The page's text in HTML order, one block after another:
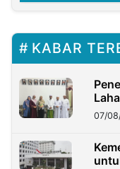
KABAR
07/